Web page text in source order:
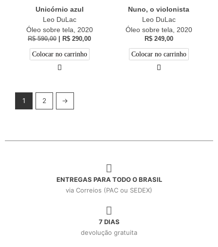
Unicórnio azul
Leo DuLac
Óleo sobre tela, 2020
R$590,00 R$ 290,00
Colocar no carrinho
Nuno, o violonista
Leo DuLac
Óleo sobre tela, 2020
R$249,00
Colocar no carrinho
1 2 →
ENTREGAS PARA TODO O BRASIL
via Correios (PAC ou SEDEX)
7 DIAS
devolução gratuita